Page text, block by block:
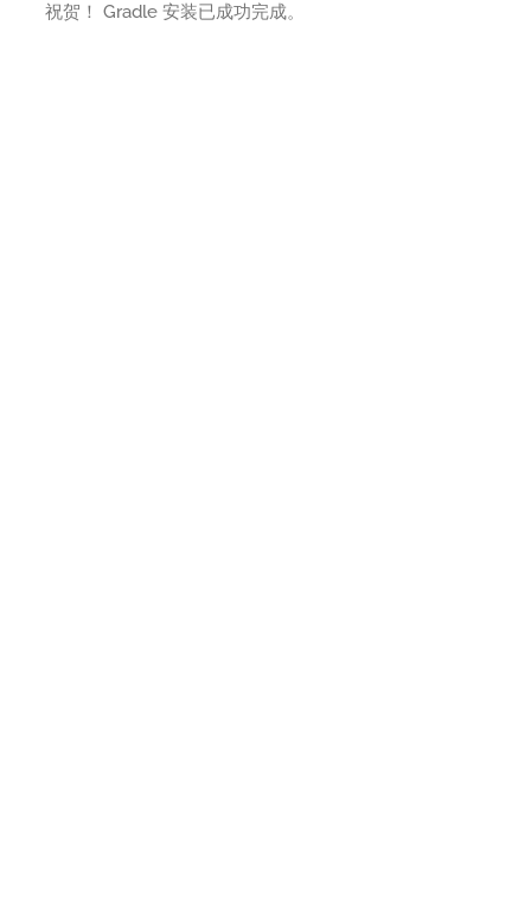
祝贺！ Gradle 安装已成功完成。